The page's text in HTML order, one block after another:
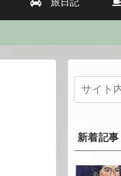
新着記事